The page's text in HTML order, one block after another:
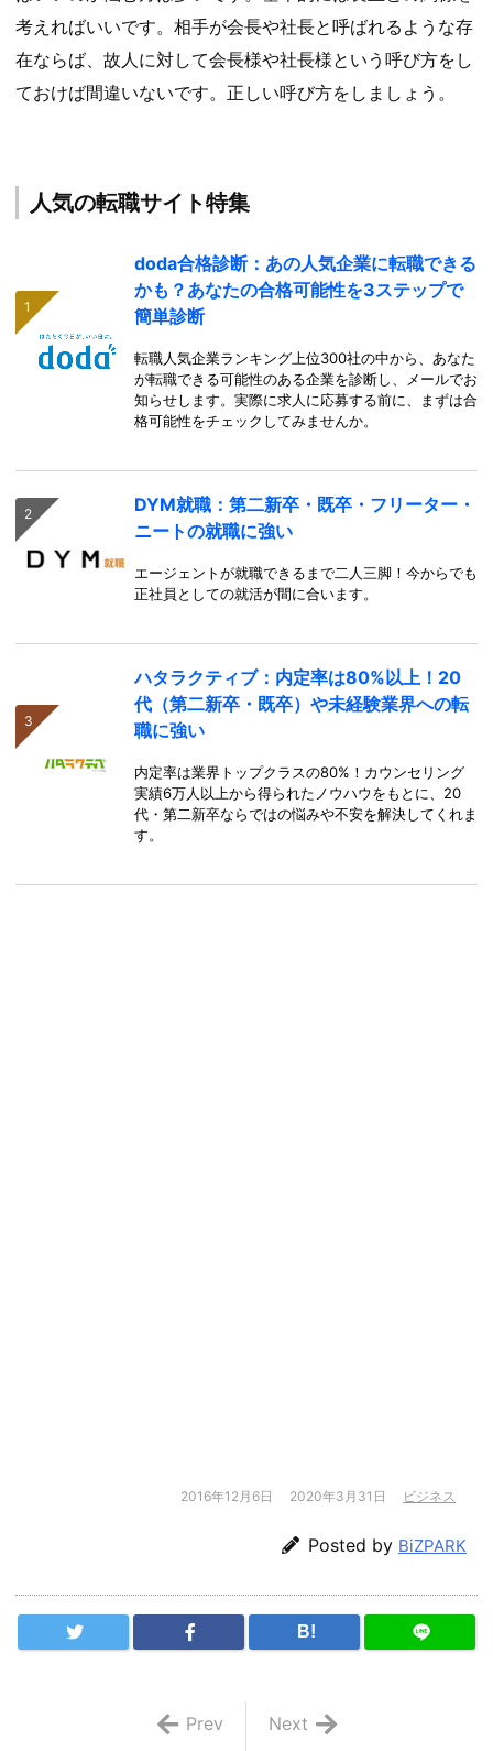
考えればいいです。相手が会長や社長と呼ばれるような存
在ならば、故人に対して会長様や社長様という呼び方をし
ておけば間違いないです。正しい呼び方をしましょう。
人気の転職サイト特集
doda合格診断：あの人気企業に転職できる
かも？あなたの合格可能性を3ステップで
簡単診断
転職人気企業ランキング上位300社の中から、あなた
が転職できる可能性のある企業を診断し、メールでお
知らせします。実際に求人に応募する前に、まずは合
格可能性をチェックしてみませんか。
DYM就職：第二新卒・既卒・フリーター・
ニートの就職に強い
エージェントが就職できるまで二人三脚！今からでも
正社員としての就活が間に合います。
ハタラクティブ：内定率は80%以上！20
代（第二新卒・既卒）や未経験業界への転
職に強い
内定率は業界トップクラスの80%！カウンセリング
実績6万人以上から得られたノウハウをもとに、20
代・第二新卒ならではの悩みや不安を解決してくれま
す。
2016年12月6日 2020年3月31日 ビジネス
Posted by BiZPARK
B!
Next
Prev